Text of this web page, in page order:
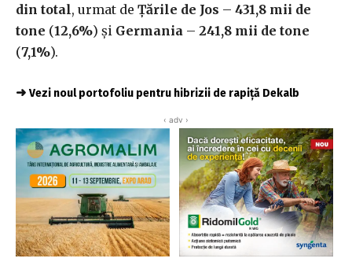
din total, urmat de Țările de Jos – 431,8 mii de
tone (12,6%) și Germania – 241,8 mii de tone
(7,1%).
➜ Vezi noul portofoliu pentru hibrizii de rapiță Dekalb
‹ adv ›